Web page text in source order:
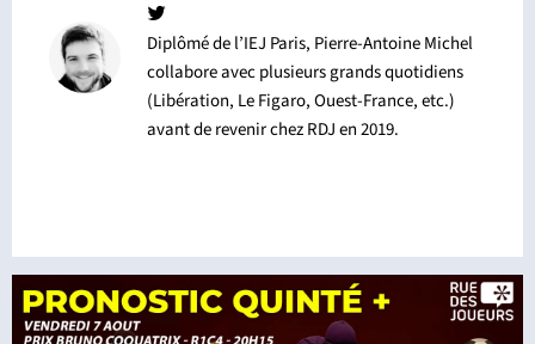
Diplômé de l’IEJ Paris, Pierre-Antoine Michel
collabore avec plusieurs grands quotidiens
(Libération, Le Figaro, Ouest-France, etc.)
avant de revenir chez RDJ en 2019.